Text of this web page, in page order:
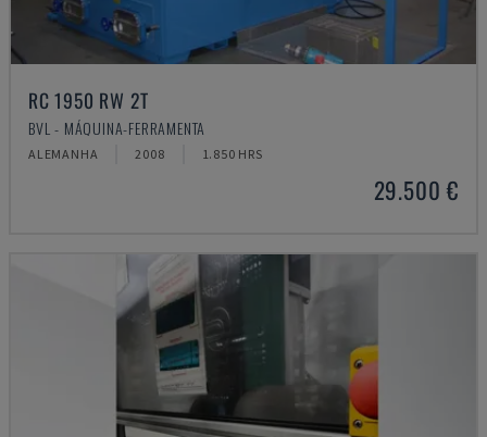
RC 1950 RW 2T
BVL - MÁQUINA-FERRAMENTA
ALEMANHA 2008 1.850 HRS
29.500 €